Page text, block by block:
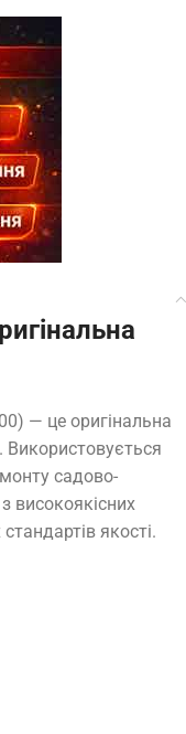
— це оригінальна
Використовується
садово-
високоякісних
якості.